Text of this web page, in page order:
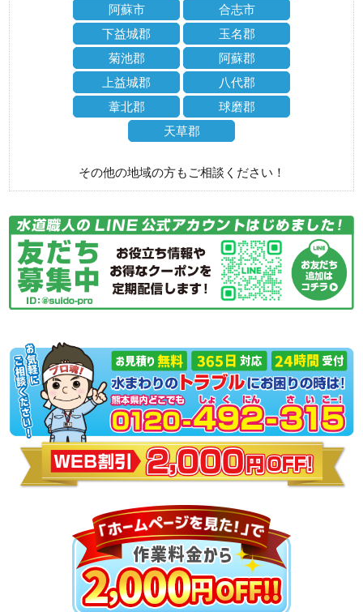
阿蘇市
合志市
下益城郡
玉名郡
菊池郡
阿蘇郡
上益城郡
八代郡
葦北郡
球磨郡
天草郡
その他の地域の方もご相談ください！